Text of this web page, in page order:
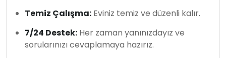
Temiz Çalışma: Eviniz temiz ve düzenli kalır.
7/24 Destek: Her zaman yanınızdayız ve
sorularınızı cevaplamaya hazırız.